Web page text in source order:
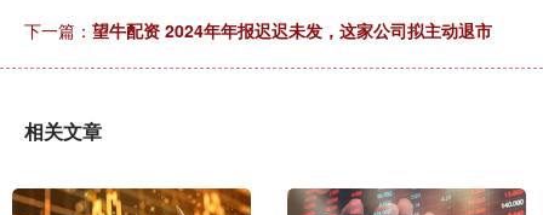
下一篇： 望牛配资 2024年年报迟迟未发，这家公司拟主动退市
相关文章